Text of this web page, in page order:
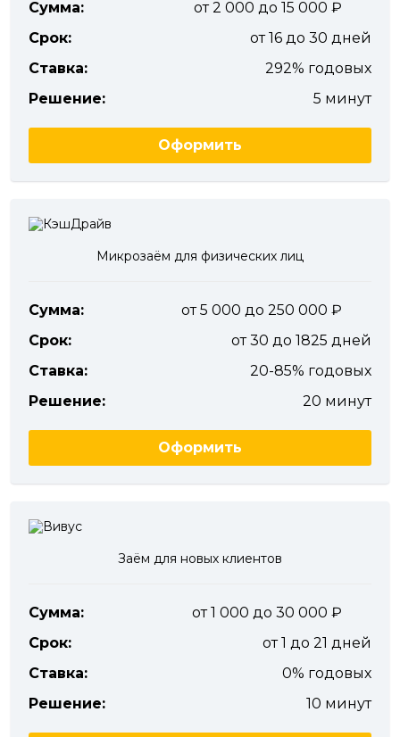
Сумма:
от 2 000 до 15 000
Срок:
от 16 до 30 дней
Ставка:
292% годовых
Решение:
5 минут
Оформить
Микрозаём для физических лиц
Сумма:
от 5 000 до 250 000
Срок:
от 30 до 1825 дней
Ставка:
20-85% годовых
Решение:
20 минут
Оформить
Заём для новых клиентов
Сумма:
от 1 000 до 30 000
Срок:
от 1 до 21 дней
Ставка:
0% годовых
Решение:
10 минут